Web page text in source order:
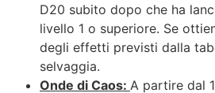
D20 subito dopo che ha
livello 1 o superiore. Se
degli effetti previsti dalla
selvaggia.
Onde di Caos: A partire dal